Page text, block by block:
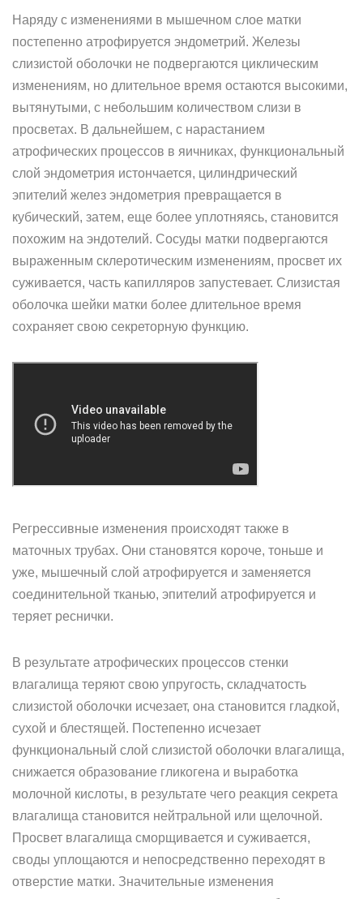
Наряду с изменениями в мышечном слое матки
постепенно атрофируется эндометрий. Железы
слизистой оболочки не подвергаются циклическим
изменениям, но длительное время остаются высокими,
вытянутыми, с небольшим количеством слизи в
просветах. В дальнейшем, с нарастанием
атрофических процессов в яичниках, функциональный
слой эндометрия истончается, цилиндрический
эпителий желез эндометрия превращается в
кубический, затем, еще более уплотняясь, становится
похожим на эндотелий. Сосуды матки подвергаются
выраженным склеротическим изменениям, просвет их
суживается, часть капилляров запустевает. Слизистая
оболочка шейки матки более длительное время
сохраняет свою секреторную функцию.
Регрессивные изменения происходят также в
маточных трубах. Они становятся короче, тоньше и
уже, мышечный слой атрофируется и заменяется
соединительной тканью, эпителий атрофируется и
теряет реснички.
В результате атрофических процессов стенки
влагалища теряют свою упругость, складчатость
слизистой оболочки исчезает, она становится гладкой,
сухой и блестящей. Постепенно исчезает
функциональный слой слизистой оболочки влагалища,
снижается образование гликогена и выработка
молочной кислоты, в результате чего реакция секрета
влагалища становится нейтральной или щелочной.
Просвет влагалища сморщивается и суживается,
своды уплощаются и непосредственно переходят в
отверстие матки. Значительные изменения